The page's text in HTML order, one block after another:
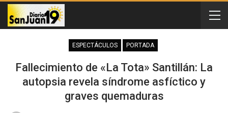
ESPECTÁCULOS PORTADA
Fallecimiento de «La Tota» Santillán: La
autopsia revela síndrome asfíctico y
graves quemaduras